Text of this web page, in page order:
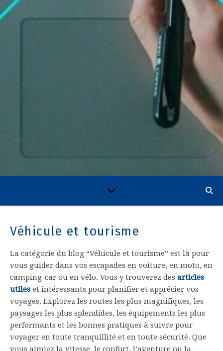
Véhicule et tourisme
La catégorie du blog “Véhicule et tourisme” est là pour
vous guider dans vos escapades en voiture, en moto, en
camping-car ou en vélo. Vous y trouverez des articles
utiles et intéressants pour planifier et apprécier vos
voyages. Explorez les routes les plus magnifiques, les
paysages les plus splendides, les équipements les plus
performants et les bonnes pratiques à suivre pour
voyager en toute tranquillité et en toute sécurité. Que
vous aimiez la vitesse, le confort, l’aventure ou la